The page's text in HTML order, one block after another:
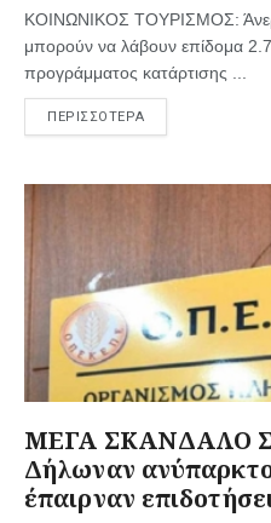
ΚΟΙΝΩΝΙΚΟΣ ΤΟΥΡΙΣΜΟΣ:
μπορούν να λάβουν επίδομα
προγράμματος κατάρτισης ...
ΠΕΡΙΣΣΟΤΕΡΑ
ΜΕΓΑ ΣΚΑΝΔΑΛΟ
Δήλωναν
έπαιρναν